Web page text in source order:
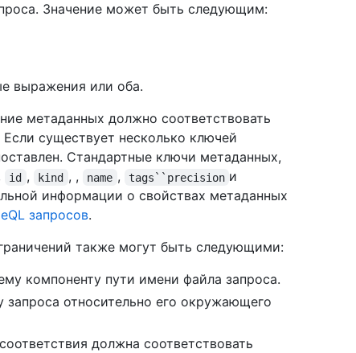
Значение может быть следующим:
выражения или оба.
метаданных должно соответствовать
существует несколько ключей
Стандартные ключи метаданных,
id , kind , , name , tags``precision и
информации о свойствах метаданных
запросов.
также могут быть следующими:
компоненту пути имени файла запроса.
запроса относительно его окружающего
должна соответствовать